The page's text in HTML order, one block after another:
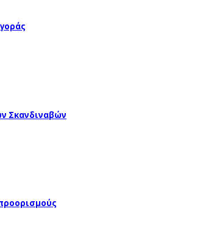
Σκανδιναβών